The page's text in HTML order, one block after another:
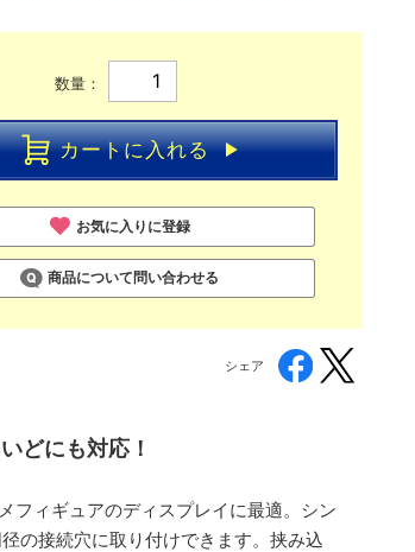
数量：
カートに入れる
お気に入りに登録
商品について問い合わせる
シェア
どにも対応！
フィギュアのディスプレイに最適。シン
の接続穴に取り付けできます。挟み込